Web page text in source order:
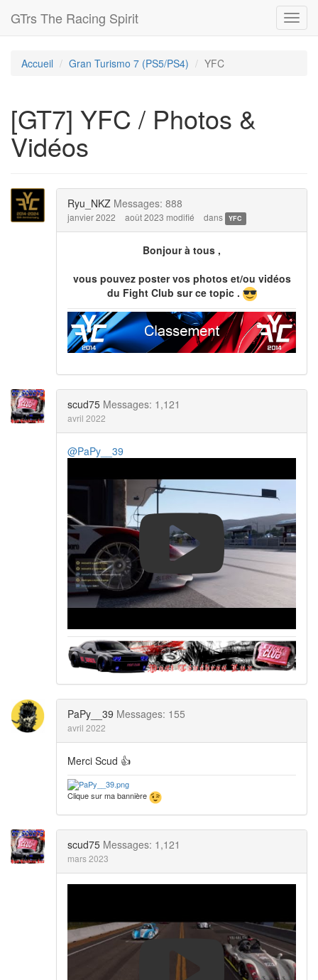
GTrs The Racing Spirit
Accueil Gran Turismo 7 (PS5/PS4) YFC
[GT7] YFC / Photos &
Vidéos
Ryu_NKZ Messages: 888
janvier 2022 août 2023 modifié dans YFC
Bonjour à tous ,
vous pouvez poster vos photos et/ou vidéos
du Fight Club sur ce topic .
scud75 Messages: 1,121
avril 2022
@PaPy__39
PaPy__39 Messages: 155
avril 2022
Merci Scud 👍
Clique sur ma bannière
scud75 Messages: 1,121
mars 2023